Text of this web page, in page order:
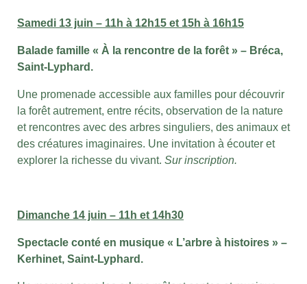
Samedi 13 juin – 11h à 12h15 et 15h à 16h15
Balade famille « À la rencontre de la forêt » – Bréca,
Saint-Lyphard.
Une promenade accessible aux familles pour découvrir
la forêt autrement, entre récits, observation de la nature
et rencontres avec des arbres singuliers, des animaux et
des créatures imaginaires. Une invitation à écouter et
explorer la richesse du vivant. Sur inscription.
Dimanche 14 juin – 11h et 14h30
Spectacle conté en musique « L’arbre à histoires » –
Kerhinet, Saint-Lyphard.